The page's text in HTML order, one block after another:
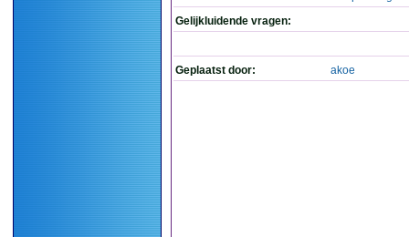
Gelijkluidende vragen:
Geplaatst door: akoe